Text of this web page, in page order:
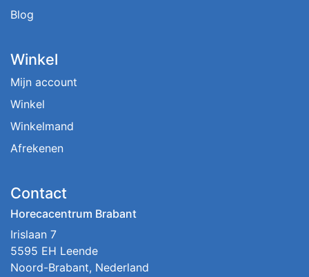
Blog
Winkel
Mijn account
Winkel
Winkelmand
Afrekenen
Contact
Horecacentrum Brabant
Irislaan 7
5595 EH Leende
Noord-Brabant, Nederland